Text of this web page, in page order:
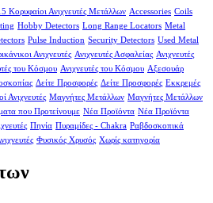
Κορυφαίοι Ανιχνευτές Μετάλλων Accessories Coils
Hobby Detectors Long Range Locators Metal
Pulse Induction Security Detectors Used Metal
Ανιχνευτές Ανιχνευτές Ασφαλείας Ανιχνευτές
του Κόσμου Ανιχνευτές του Κόσμου Αξεσουάρ
Δείτε Προσφορές Δείτε Προσφορές Εκκρεμές
Ανιχνευτές Μαγνήτες Μετάλλων Μαγνήτες Μετάλλων
που Προτείνουμε Νέα Προϊόντα Νέα Προϊόντα
Πηνία Πυραμίδες - Chakra Ραβδοσκοπικά
Φυσικός Χρυσός Χωρίς κατηγορία